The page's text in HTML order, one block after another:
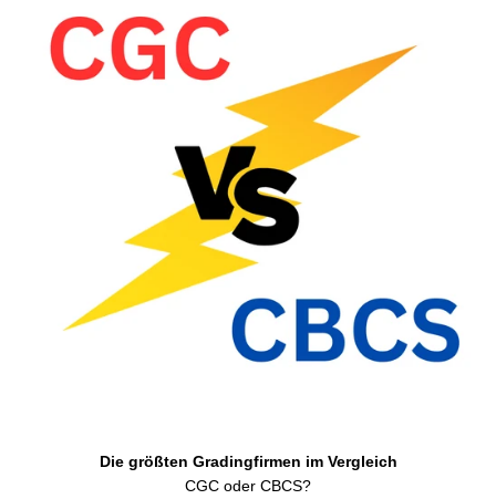
Die größten Gradingfirmen im Vergleich